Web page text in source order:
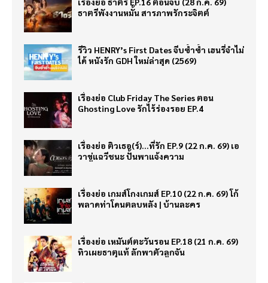
ธาตรีพังงานหมั้น สารภาพรักระจิตต์
รีวิว HENRY’s First Dates จีบซ้ำซ้ำ เฮนรี่จำไม่
ได้ หนังรัก GDH ใหม่ล่าสุด (2569)
เรื่องย่อ Club Friday The Series ตอน
Ghosting Love รักไร้ร่องรอย EP.4
เรื่องย่อ ติวเธอ(ร์)…ที่รัก EP.9 (22 ก.ค. 69) เอ
วาขู่แฉวีชนะ ปั้นพาแจ้งความ
เรื่องย่อ เกมส์โกงเกมส์ EP.10 (22 ก.ค. 69) โก้
พลาดท่าโดนตลบหลัง | บ้านละคร
เรื่องย่อ เหมันต์ตะวันรอน EP.18 (21 ก.ค. 69)
ทิวเผยธาตุแท้ ลักพาตัวลูกจัน